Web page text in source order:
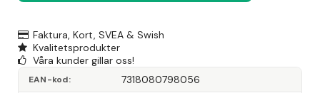
Faktura, Kort, SVEA & Swish
Kvalitetsprodukter
Våra kunder gillar oss!
EAN-kod 7318080798056